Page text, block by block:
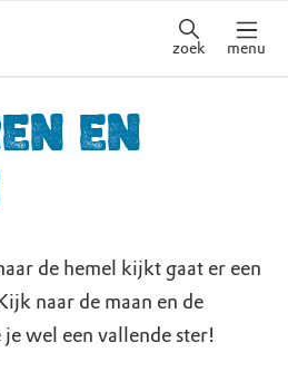
zoek menu
en
de hemel kijkt gaat er een
naar de maan en de
wel een vallende ster!